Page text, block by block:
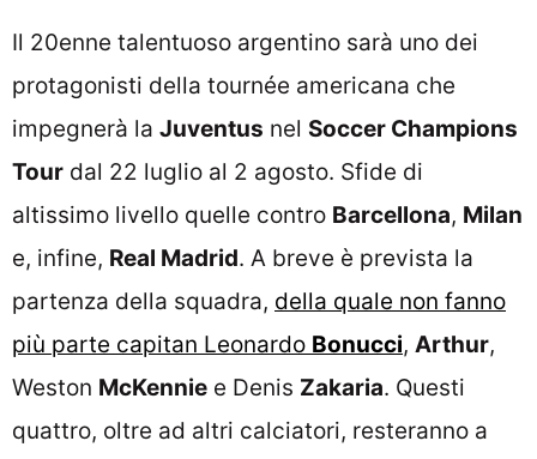
Il 20enne talentuoso argentino sarà uno dei
protagonisti della tournée americana che
impegnerà la Juventus nel Soccer Champions
Tour dal 22 luglio al 2 agosto. Sfide di
altissimo livello quelle contro Barcellona, Milan
e, infine, Real Madrid. A breve è prevista la
partenza della squadra, della quale non fanno
più parte capitan Leonardo Bonucci, Arthur,
Weston McKennie e Denis Zakaria. Questi
quattro, oltre ad altri calciatori, resteranno a